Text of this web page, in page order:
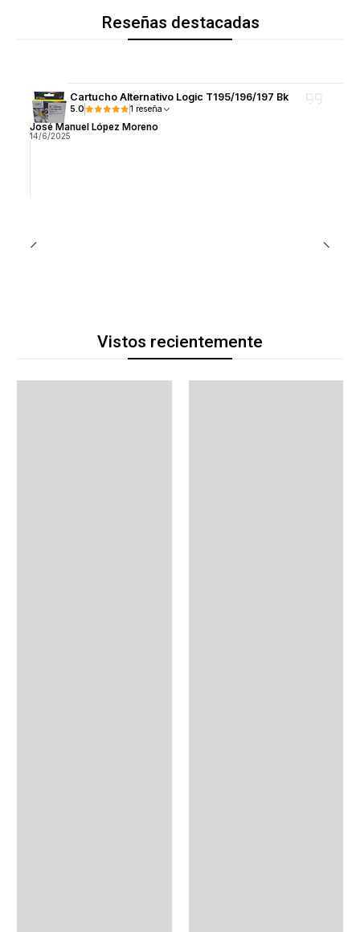
Reseñas destacadas
Cartucho Alternativo Logic T195/196/197 Bk
5.0 1 reseña
José Manuel López Moreno
14/6/2025
Vistos recientemente